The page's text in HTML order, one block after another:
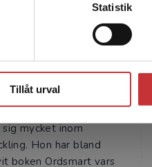
Statistik
Tillåt urval
Elen Osbeck
Osbeck har skrivit
många år och
mycket inom
Hon har bland
boken Ordsmart vars